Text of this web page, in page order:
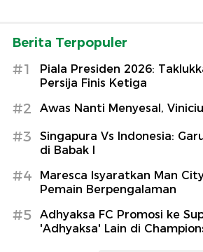
Berita Terpopuler
#1
Piala Presiden 2026:
Persija Finis Ketiga
#2 Awas Nanti Menyesal,
#3
Singapura Vs Indonesia:
di Babak I
#4
Maresca Isyaratkan Man
Pemain Berpengalaman
#5
Adhyaksa FC Promosi ke
'Adhyaksa' Lain di